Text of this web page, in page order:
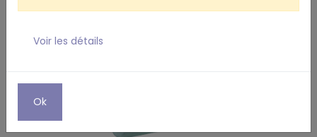
Voir les détails
Ok